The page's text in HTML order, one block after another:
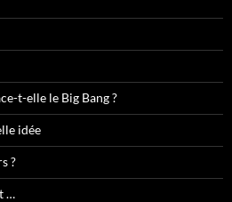
t-elle le Big Bang ?
idée
?
…